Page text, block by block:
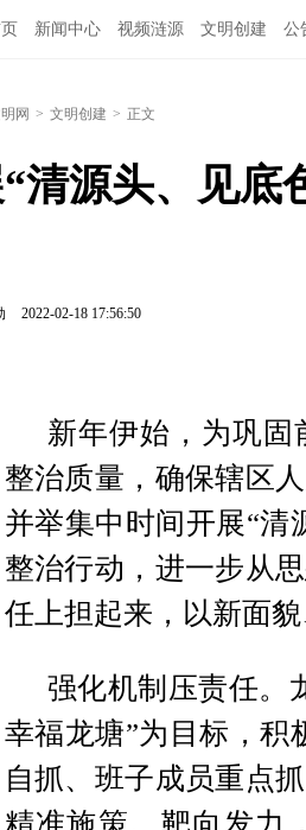
新闻中心 视频涟源 文明创建 公
网 > 文明创建 > 正文
清源头、见底
2022-02-18 17:56:50
新年伊始，为巩固
整治质量，确保辖区
并举集中时间开展“清
整治行动，进一步从
任上担起来，以新面
强化机制压责任。
幸福龙塘”为目标，积
自抓、班子成员重点
精准施策、靶向发力